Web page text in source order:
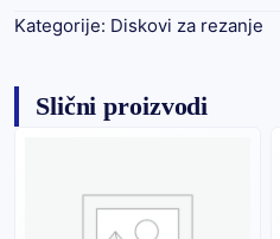
Kategorije: Diskovi za rezanje
Slični proizvodi